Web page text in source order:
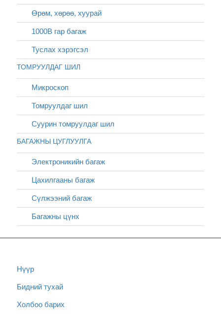
Өрөм, хөрөө, хуурай
1000В гар багаж
Туслах хэрэгсэл
ТОМРУУЛДАГ ШИЛ
Микроскоп
Томруулдаг шил
Суурин томруулдаг шил
БАГАЖНЫ ЦУГЛУУЛГА
Электроникийн багаж
Цахилгааны багаж
Сүлжээний багаж
Багажны цүнх
Нүүр
Бидний тухай
Холбоо барих